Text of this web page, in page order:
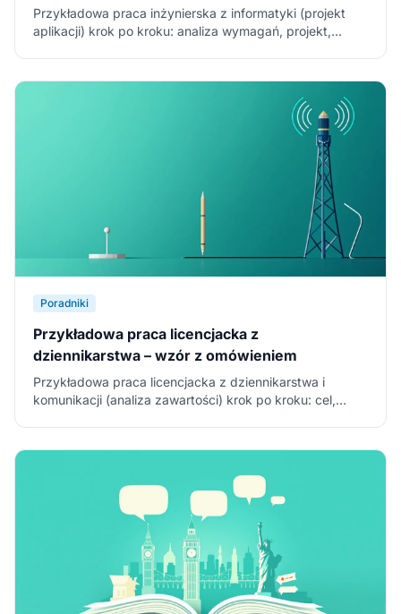
Przykładowa praca inżynierska z informatyki (projekt
aplikacji) krok po kroku: analiza wymagań, projekt,
Poradniki
Przykładowa praca licencjacka z
dziennikarstwa – wzór z omówieniem
Przykładowa praca licencjacka z dziennikarstwa i
komunikacji (analiza zawartości) krok po kroku: cel,